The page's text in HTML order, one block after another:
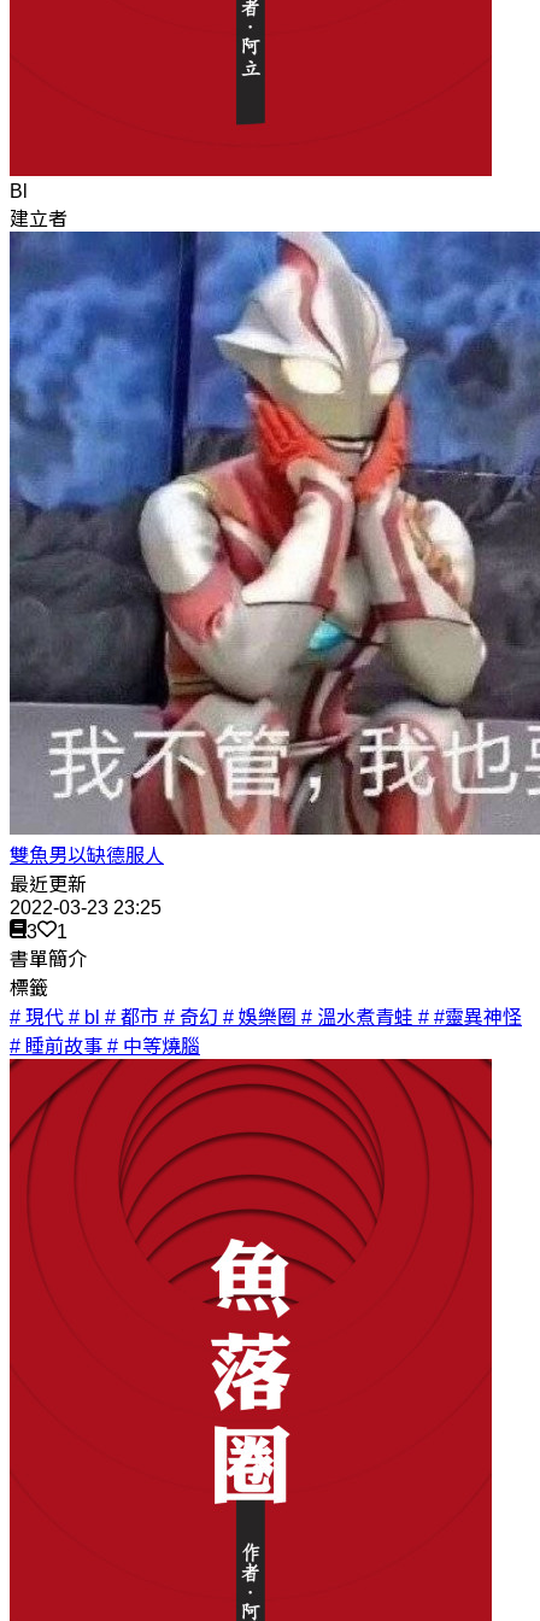
Bl
建立者
雙魚男以缺德服人
最近更新
2022-03-23 23:25
3
1
書單簡介
標籤
# 現代 # bl # 都市 # 奇幻 # 娛樂圈 # 溫水煮青蛙 # #靈異神怪
# 睡前故事 # 中等燒腦